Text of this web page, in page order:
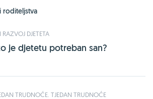
roditeljstva
RAZVOJ DJETETA
je djetetu potreban san?
TRUDNOĆE. TJEDAN TRUDNOĆE